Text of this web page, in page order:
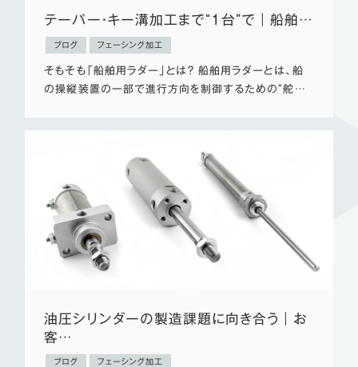
テーパー・キー溝加工まで“1台”で｜船舶…
ブログ フェーシング加工
そもそも「船舶用ラダー」とは？ 船舶用ラダーとは、船
の操縦装置の一部で進行方向を制御するための”舵…
油圧シリンダーの製造課題に向き合う｜お
客…
ブログ フェーシング加工